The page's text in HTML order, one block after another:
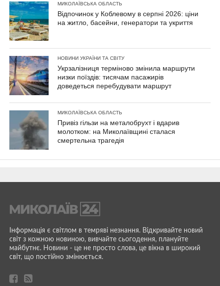
МИКОЛАЇВСЬКА ОБЛАСТЬ
Відпочинок у Коблевому в серпні 2026: ціни
на житло, басейни, генератори та укриття
НОВИНИ УКРАЇНИ ТА СВІТУ
Укрзалізниця терміново змінила маршрути
низки поїздів: тисячам пасажирів
доведеться перебудувати маршрут
МИКОЛАЇВСЬКА ОБЛАСТЬ
Привіз гільзи на металобрухт і вдарив
молотком: на Миколаївщині сталася
смертельна трагедія
Інформація є світлом в темряві незнання. Відкривайте новий
світ з кожною новиною, вивчайте сьогодення, плануйте
майбутнє. Новини - це не просто слова, це вікна в широкий
світ, що постійно змінюється.